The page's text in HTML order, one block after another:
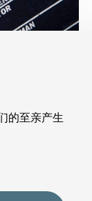
的至亲产生